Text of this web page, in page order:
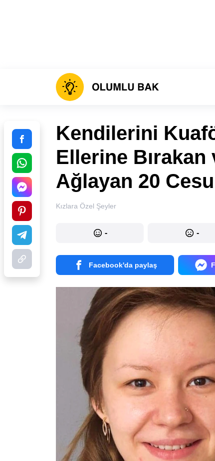
Kendilerini
Ellerine
Ağlayan 20
Kızlara Özel Şeyler
- -
Facebook'da paylaş